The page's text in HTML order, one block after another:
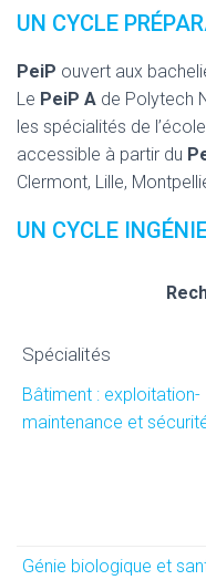
UN CYCLE
PeiP ouvert aux
Le PeiP A de Polytech
les spécialités de
accessible à partir du
Clermont, Lille,
UN CYCLE
Spécialités
Bâtiment : exploitation-
maintenance et
Génie biologique et